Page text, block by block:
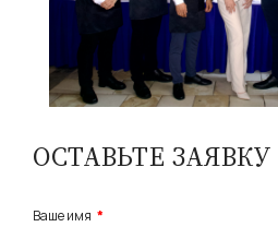
ОСТАВЬТЕ ЗАЯВКУ
Ваше имя